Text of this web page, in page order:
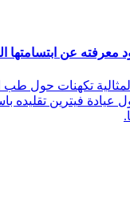
معرفته عن ابتسامتها
تكهنات حول طب
عيادة فيترين تقليده